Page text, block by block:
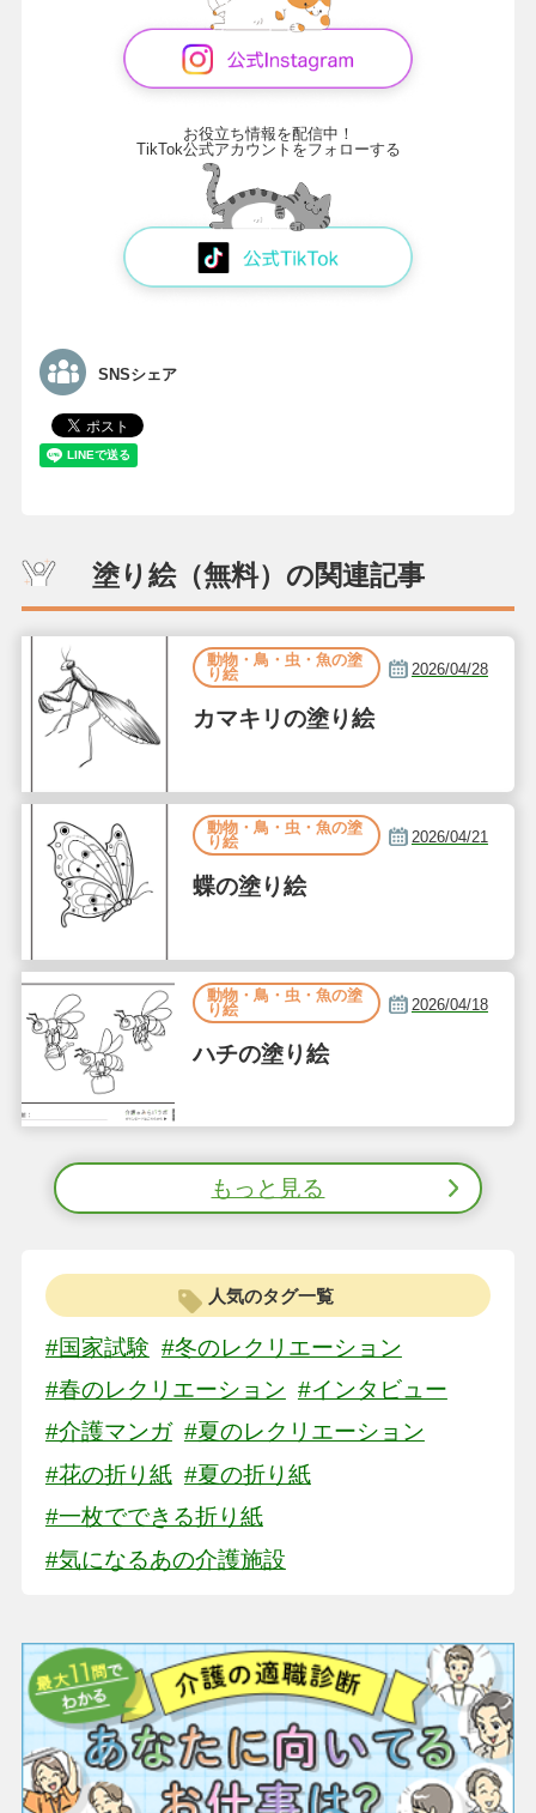
お役立ち情報を配信中！
TikTok公式アカウントをフォローする
SNSシェア
塗り絵（無料）の関連記事
動物・鳥・虫・魚の塗
り絵
2026/04/28
カマキリの塗り絵
動物・鳥・虫・魚の塗
り絵
2026/04/21
蝶の塗り絵
動物・鳥・虫・魚の塗
り絵
2026/04/18
ハチの塗り絵
もっと見る
人気のタグ一覧
#国家試験 #冬のレクリエーション
#春のレクリエーション #インタビュー
#介護マンガ #夏のレクリエーション
#花の折り紙 #夏の折り紙
#一枚でできる折り紙
#気になるあの介護施設